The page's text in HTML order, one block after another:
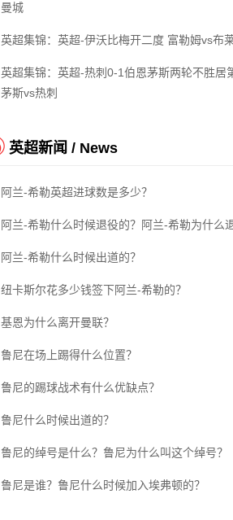
曼城
英超集锦：英超-伊沃比梅开二度 富勒姆vs布
英超集锦：英超-热刺0-1伯恩茅斯两轮不胜居
茅斯vs热刺
英超新闻 / News
阿兰-希勒英超进球数是多少？
阿兰-希勒什么时候退役的？阿兰-希勒为什么
阿兰-希勒什么时候出道的？
纽卡斯尔花多少钱签下阿兰-希勒的？
基恩为什么离开曼联？
鲁尼在场上踢得什么位置？
鲁尼的踢球战术有什么优缺点？
鲁尼什么时候出道的？
鲁尼的绰号是什么？鲁尼为什么叫这个绰号？
鲁尼是谁？鲁尼什么时候加入埃弗顿的？